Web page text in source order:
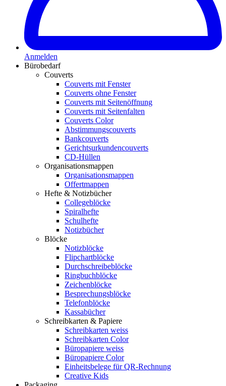
Anmelden
Bürobedarf
Couverts
Couverts mit Fenster
Couverts ohne Fenster
Couverts mit Seitenöffnung
Couverts mit Seitenfalten
Couverts Color
Abstimmungscouverts
Bankcouverts
Gerichtsurkundencouverts
CD-Hüllen
Organisationsmappen
Organisationsmappen
Offertmappen
Hefte & Notizbücher
Collegeblöcke
Spiralhefte
Schulhefte
Notizbücher
Blöcke
Notizblöcke
Flipchartblöcke
Durchschreibeblöcke
Ringbuchblöcke
Zeichenblöcke
Besprechungsblöcke
Telefonblöcke
Kassabücher
Schreibkarten & Papiere
Schreibkarten weiss
Schreibkarten Color
Büropapiere weiss
Büropapiere Color
Einheitsbelege für QR-Rechnung
Creative Kids